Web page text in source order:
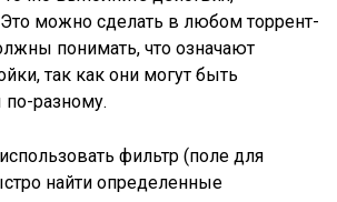
можно сделать в любом торрент-
понимать, что означают
так как они могут быть
разному.
фильтр (поле для
найти определенные